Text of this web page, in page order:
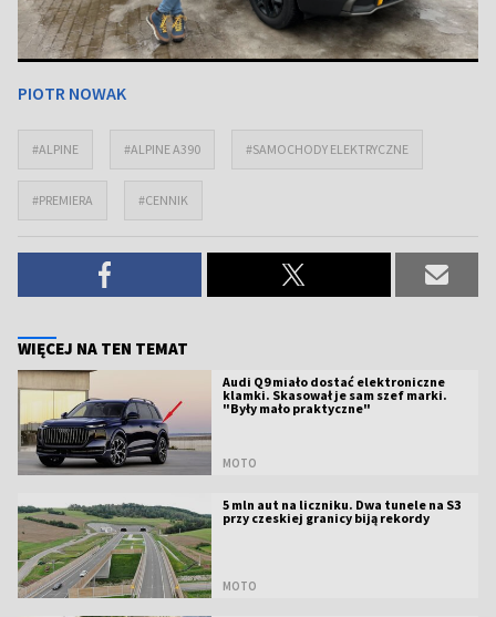
PIOTR NOWAK
#ALPINE #ALPINE A390 #SAMOCHODY ELEKTRYCZNE
#PREMIERA #CENNIK
WIĘCEJ NA TEN TEMAT
Audi Q9 miało dostać elektroniczne
klamki. Skasował je sam szef marki.
"Były mało praktyczne"
MOTO
5 mln aut na liczniku. Dwa tunele na S3
przy czeskiej granicy biją rekordy
MOTO